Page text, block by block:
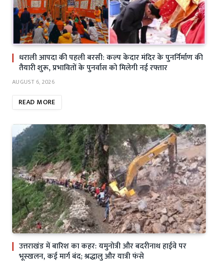
धराली आपदा की पहली बरसी: कल्प केदार मंदिर के पुनर्निर्माण की
तैयारी शुरू, प्रभावितों के पुनर्वास को मिलेगी नई रफ्तार
AUGUST 6, 2026
READ MORE
उत्तराखंड में बारिश का कहर: यमुनोत्री और बदरीनाथ हाईवे पर
भूस्खलन, कई मार्ग बंद; श्रद्धालु और यात्री फंसे